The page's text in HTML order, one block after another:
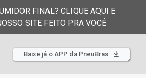
FINAL? CLIQUE AQUI E
SITE FEITO PRA VOCÊ
Baixe já o APP da PneuBras